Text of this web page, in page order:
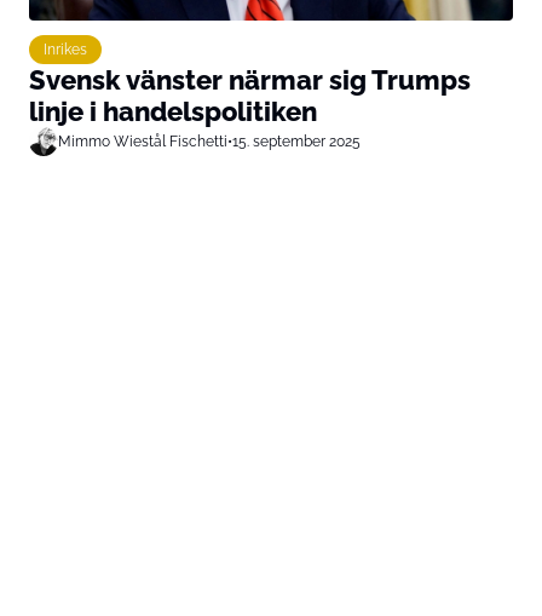
Inrikes
Svensk vänster närmar sig Trumps
linje i handelspolitiken
Mimmo Wiestål Fischetti•15. september 2025